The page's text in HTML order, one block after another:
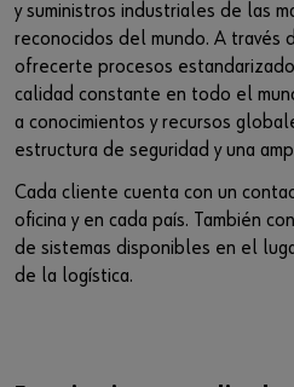
y suministros industriales de las
reconocidos del mundo. A través
ofrecerte procesos
calidad constante en todo el
a conocimientos y recursos
estructura de seguridad y una
Cada cliente cuenta con un
oficina y en cada país. También
de sistemas disponibles en el
de la logística.